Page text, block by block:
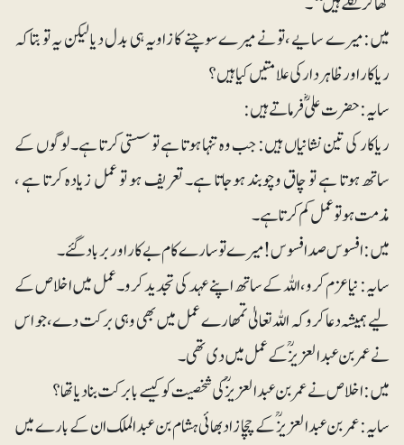
میں: میرے سایے ،تو نے میرے سوچنے کا زاویہ ہی بدل دیا لیکن یہ تو بتا کہ
ریاکار اور ظاہردار کی علامتیں کیا ہیں؟
سایہ: حضرت علیؓ فرماتے ہیں:
ریاکار کی تین نشانیاں ہیں: جب وہ تنہا ہوتا ہے تو سستی کرتا ہے۔ لوگوں کے
ساتھ ہوتا ہے تو چاق وچوبند ہوجاتا ہے۔ تعریف ہو تو عمل زیادہ کرتا ہے ،
مذمت ہو تو عمل کم کرتا ہے۔
میں: افسوس صد افسوس! میرے تو سارے کام بے کار اور برباد گئے۔
سایہ: نیا عزم کرو، اللہ کے ساتھ اپنے عہد کی تجدید کرو۔ عمل میں اخلاص کے
لیے ہمیشہ دعا کرو کہ اللہ تعالیٰ تمھارے عمل میں بھی وہی برکت دے، جو اس
نے عمر بن عبدالعزیزؒ کے عمل میں دی تھی۔
میں: اخلاص نے عمر بن عبدالعزیزؒ کی شخصیت کو کیسے بابرکت بنا دیا تھا؟
سایہ: عمر بن عبدالعزیزؒ کے چچا زاد بھائی ہشام بن عبدالملک ان کے بارے میں